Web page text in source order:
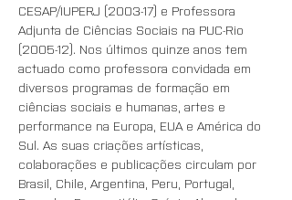
CESAP/IUPERJ (2003-17) e Professora
Adjunta de Ciências Sociais na PUC-Rio
(2005-12). Nos últimos quinze anos tem
actuado como professora convidada em
diversos programas de formação em
ciências sociais e humanas, artes e
performance na Europa, EUA e América do
Sul. As suas criações artísticas,
colaborações e publicações circulam por
Brasil, Chile, Argentina, Peru, Portugal,